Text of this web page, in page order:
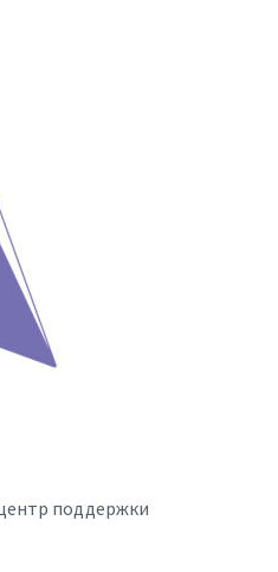
поддержки